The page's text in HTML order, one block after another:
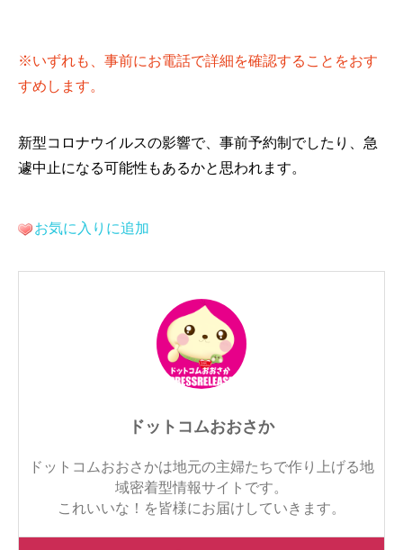
※いずれも、事前にお電話で詳細を確認することをおす
すめします。
新型コロナウイルスの影響で、事前予約制でしたり、急
遽中止になる可能性もあるかと思われます。
お気に入りに追加
ドットコムおおさか
ドットコムおおさかは地元の主婦たちで作り上げる地
域密着型情報サイトです。
これいいな！を皆様にお届けしていきます。